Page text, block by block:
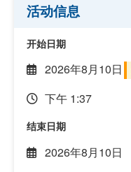
活动信息
开始日期
2026年8月10日
下午 1:37
结束日期
2026年8月10日